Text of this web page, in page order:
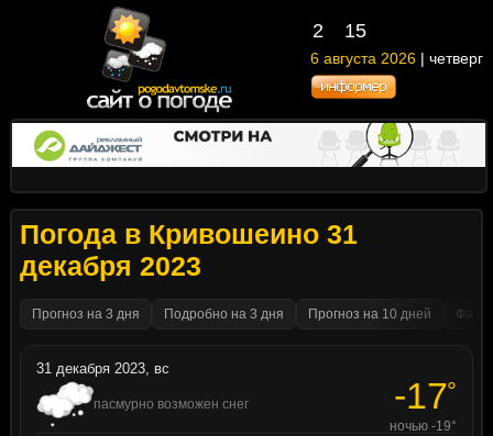
2 15
6 августа 2026 | четверг
Погода в Кривошеино 31
декабря 2023
Прогноз на 3 дня Подробно на 3 дня Прогноз на 10 дней
31 декабря 2023, вс
пасмурно возможен снег -17°
ночью -19°